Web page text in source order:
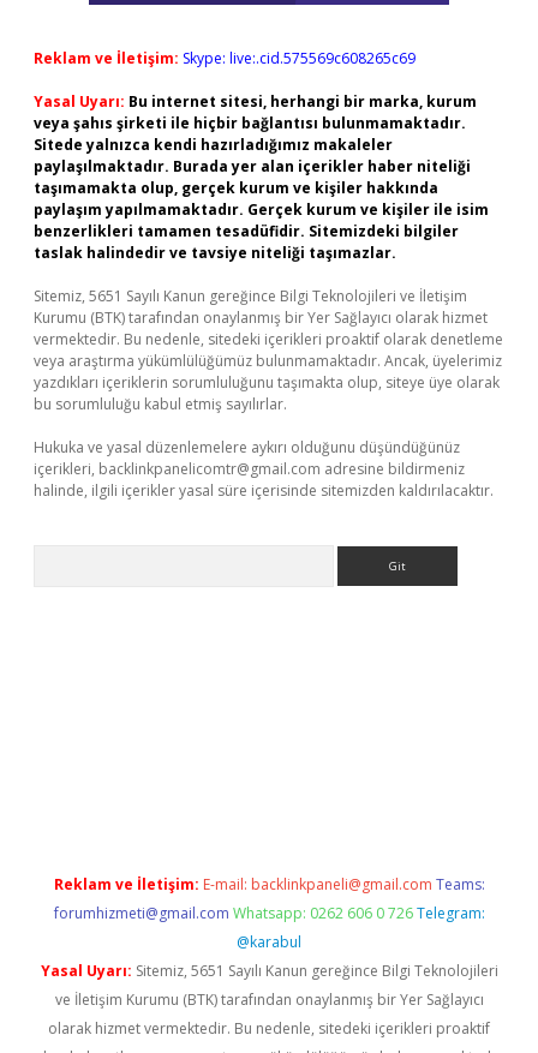
Reklam ve İletişim: Skype: live:.cid.575569c608265c69
Yasal Uyarı: Bu internet sitesi, herhangi bir marka, kurum
veya şahıs şirketi ile hiçbir bağlantısı bulunmamaktadır.
Sitede yalnızca kendi hazırladığımız makaleler
paylaşılmaktadır. Burada yer alan içerikler haber niteliği
taşımamakta olup, gerçek kurum ve kişiler hakkında
paylaşım yapılmamaktadır. Gerçek kurum ve kişiler ile isim
benzerlikleri tamamen tesadüfidir. Sitemizdeki bilgiler
taslak halindedir ve tavsiye niteliği taşımazlar.
Sitemiz, 5651 Sayılı Kanun gereğince Bilgi Teknolojileri ve İletişim
Kurumu (BTK) tarafından onaylanmış bir Yer Sağlayıcı olarak hizmet
vermektedir. Bu nedenle, sitedeki içerikleri proaktif olarak denetleme
veya araştırma yükümlülüğümüz bulunmamaktadır. Ancak, üyelerimiz
yazdıkları içeriklerin sorumluluğunu taşımakta olup, siteye üye olarak
bu sorumluluğu kabul etmiş sayılırlar.
Hukuka ve yasal düzenlemelere aykırı olduğunu düşündüğünüz
içerikleri, backlinkpanelicomtr@gmail.com adresine bildirmeniz
halinde, ilgili içerikler yasal süre içerisinde sitemizden kaldırılacaktır.
Reklam ve İletişim: E-mail: backlinkpaneli@gmail.com Teams:
forumhizmeti@gmail.com Whatsapp: 0262 606 0 726 Telegram:
@karabul
Yasal Uyarı: Sitemiz, 5651 Sayılı Kanun gereğince Bilgi Teknolojileri
ve İletişim Kurumu (BTK) tarafından onaylanmış bir Yer Sağlayıcı
olarak hizmet vermektedir. Bu nedenle, sitedeki içerikleri proaktif